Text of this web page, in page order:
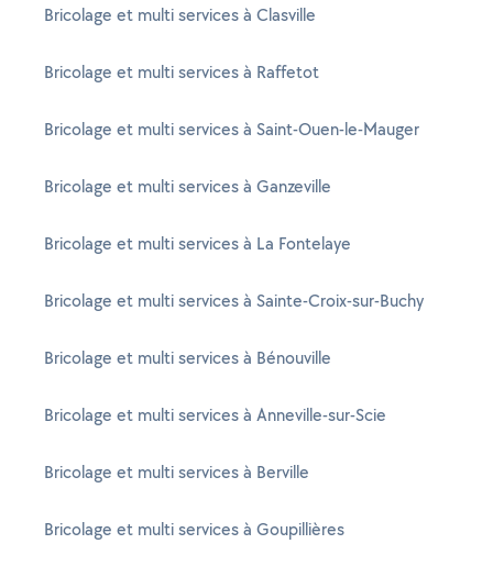
Bricolage et multi services à Clasville
Bricolage et multi services à Raffetot
Bricolage et multi services à Saint-Ouen-le-Mauger
Bricolage et multi services à Ganzeville
Bricolage et multi services à La Fontelaye
Bricolage et multi services à Sainte-Croix-sur-Buchy
Bricolage et multi services à Bénouville
Bricolage et multi services à Anneville-sur-Scie
Bricolage et multi services à Berville
Bricolage et multi services à Goupillières